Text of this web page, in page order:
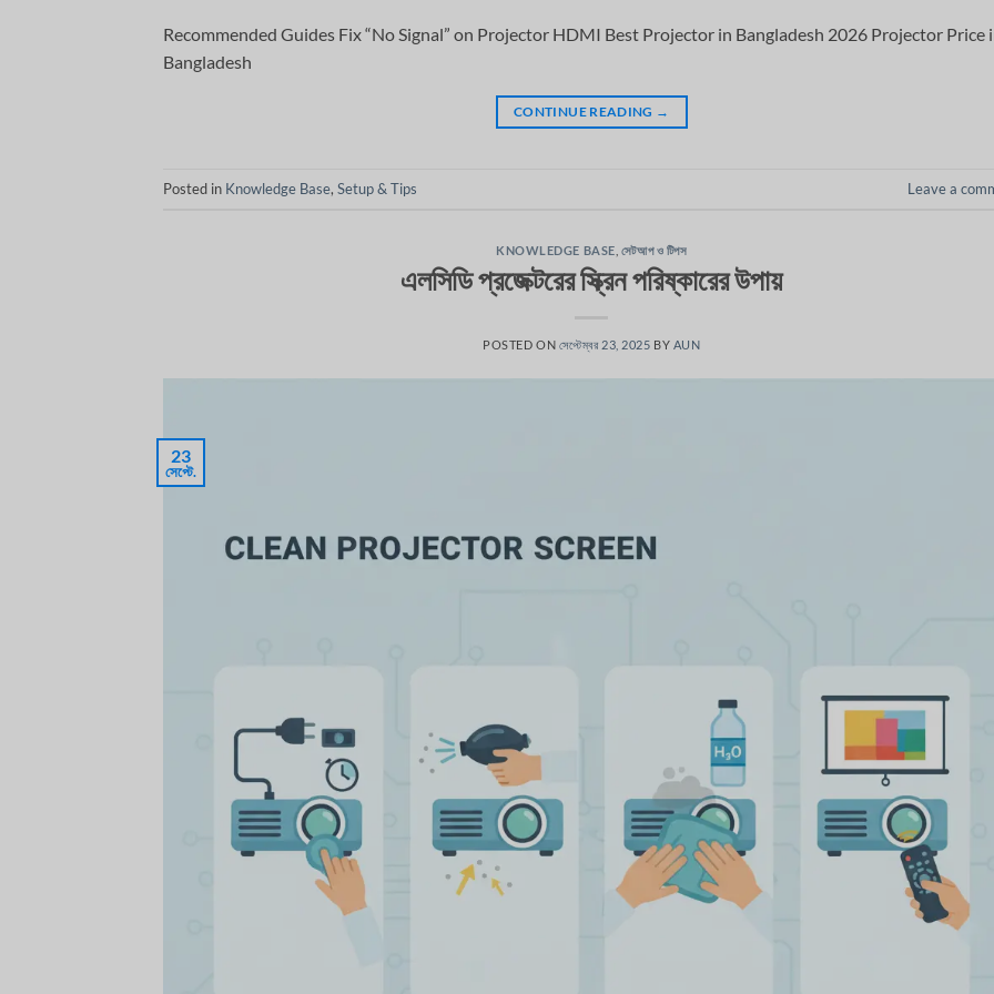
Recommended Guides Fix “No Signal” on Projector HDMI Best Projector in Bangladesh 2026 Projector Price
Bangladesh
CONTINUE READING →
Posted in Knowledge Base, Setup & Tips Leave a
KNOWLEDGE BASE সেটআপ ও টিপস
এলসিডি প্রজেক্টরের স্ক্রিন পরিষ্কারের উপায়
POSTED ON সেপ্টেম্বর 23, 2025 BY AUN
23
সেপ্টে.